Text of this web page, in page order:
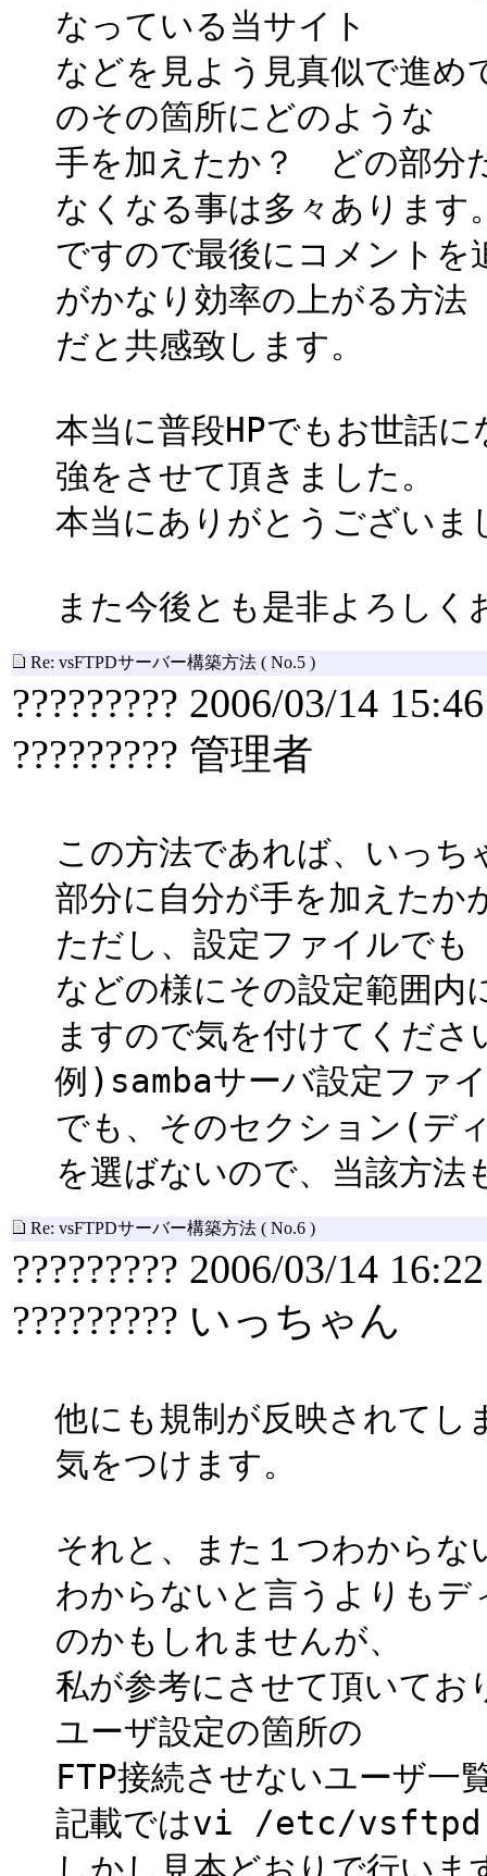
なっている当サイト
などを見よう見真似で進め
のその箇所にどのような
手を加えたか？ どの部分
なくなる事は多々あります
ですので最後にコメント
がかなり効率の上がる方法
だと共感致します。
本当に普段HPでもお世話
強をさせて頂きました。
本当にありがとうございま
また今後とも是非よろしく
Re: vsFTPDサーバー構築方法 ( No.5 )
????????? 2006/03/14 15:46
????????? 管理者
この方法であれば、いっ
部分に自分が手を加えたか
ただし、設定ファイルで
などの様にその設定範囲内
ますので気を付けてくださ
例)sambaサーバ設定ファ
でも、そのセクション(デ
を選ばないので、当該方法
Re: vsFTPDサーバー構築方法 ( No.6 )
????????? 2006/03/14 16:22
????????? いっちゃん
他にも規制が反映されてし
気をつけます。
それと、また１つわからな
わからないと言うよりも
のかもしれませんが、
私が参考にさせて頂いてお
ユーザ設定の箇所の
FTP接続させないユーザ一
記載ではvi /etc/